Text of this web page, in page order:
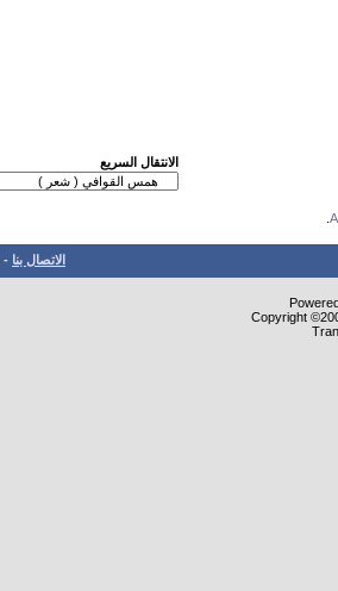
الانتقال السريع
الاتصال بنا -
Copyright